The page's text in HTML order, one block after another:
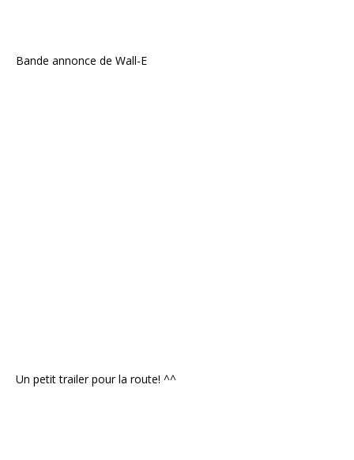
Bande annonce de Wall-E
Un petit trailer pour la route! ^^